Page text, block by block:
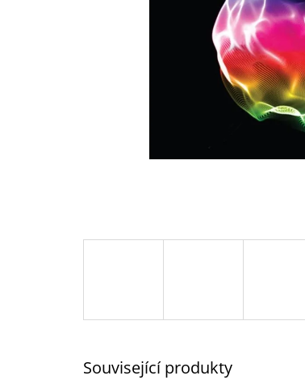
Související produkty